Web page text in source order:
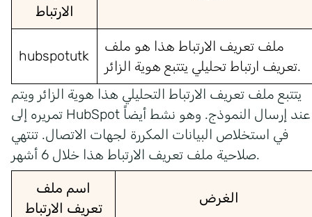
الارتباط
hubspotutk
ملف تعريف الارتباط هذا هو ملف
تعريف ارتباط تحليلي يتتبع هوية الزائر.
يتتبع ملف تعريف الارتباط التحليلي هذا هوية الزائر ويتم
تمريره إلى HubSpot عند إرسال النموذج. وهو نشط أيضاً
في استخلاص البيانات المكررة لجهات الاتصال. تنتهي
صلاحية ملف تعريف الارتباط هذا خلال 6 أشهر.
اسم ملف
تعريف الارتباط
الغرض